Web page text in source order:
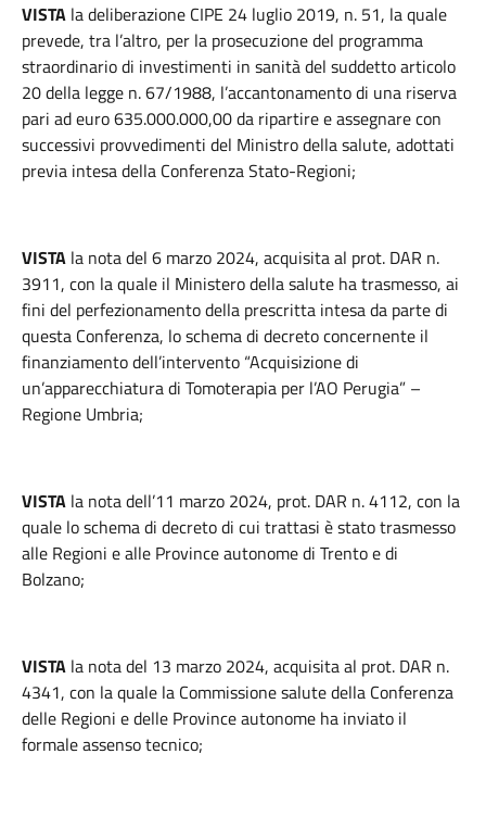
VISTA la deliberazione CIPE 24 luglio 2019, n. 51, la quale
prevede, tra l’altro, per la prosecuzione del programma
straordinario di investimenti in sanità del suddetto articolo
20 della legge n. 67/1988, l’accantonamento di una riserva
pari ad euro 635.000.000,00 da ripartire e assegnare con
successivi provvedimenti del Ministro della salute, adottati
previa intesa della Conferenza Stato-Regioni;
VISTA la nota del 6 marzo 2024, acquisita al prot. DAR n.
3911, con la quale il Ministero della salute ha trasmesso, ai
fini del perfezionamento della prescritta intesa da parte di
questa Conferenza, lo schema di decreto concernente il
finanziamento dell’intervento “Acquisizione di
un’apparecchiatura di Tomoterapia per l’AO Perugia” –
Regione Umbria;
VISTA la nota dell’11 marzo 2024, prot. DAR n. 4112, con la
quale lo schema di decreto di cui trattasi è stato trasmesso
alle Regioni e alle Province autonome di Trento e di
Bolzano;
VISTA la nota del 13 marzo 2024, acquisita al prot. DAR n.
4341, con la quale la Commissione salute della Conferenza
delle Regioni e delle Province autonome ha inviato il
formale assenso tecnico;